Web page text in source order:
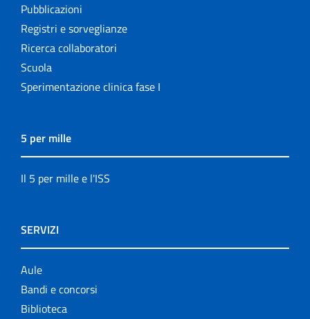
Pubblicazioni
Registri e sorveglianze
Ricerca collaboratori
Scuola
Sperimentazione clinica fase I
5 per mille
Il 5 per mille e l'ISS
SERVIZI
Aule
Bandi e concorsi
Biblioteca